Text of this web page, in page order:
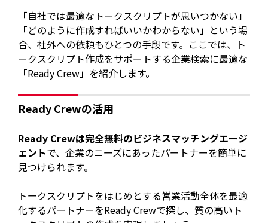
「自社では最適なトークスクリプトが思いつかない」
「どのように作成すればいいかわからない」という場
合、社外への依頼もひとつの手段です。ここでは、ト
ークスクリプト作成をサポートする企業検索に最適な
「Ready Crew」を紹介します。
Ready Crewの活用
Ready Crewは完全無料のビジネスマッチングエージ
ェントで、企業のニーズにあったパートナーを簡単に
見つけられます。
トークスクリプトをはじめとする営業活動全体を最適
化するパートナーをReady Crewで探し、質の高いト